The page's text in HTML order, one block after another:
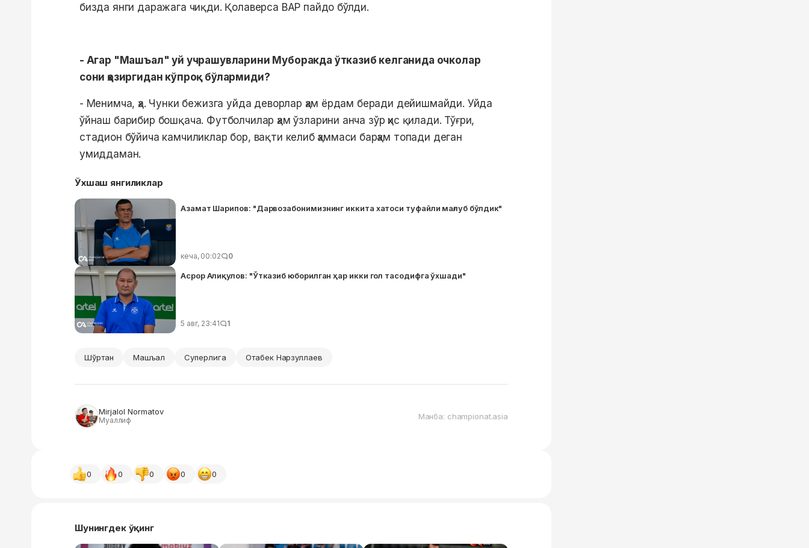
бизда янги даражага чиқди. Қолаверса ВАР пайдо бўлди.
- Агар "Машъал" уй учрашувларини Муборакда ўтказиб келганида очколар
сони ҳозиргидан кўпроқ бўлармиди?
- Менимча, ҳа. Чунки бежизга уйда деворлар ҳам ёрдам беради дейишмайди. Уйда
ўйнаш барибир бошқача. Футболчилар ҳам ўзларини анча зўр ҳис қилади. Тўғри,
стадион бўйича камчиликлар бор, вақти келиб ҳаммаси барҳам топади деган
умиддаман.
Ўхшаш янгиликлар
Азамат Шарипов: "Дарвозабонимизнинг иккита хатоси туфайли мағлуб бўлдик"
кеча, 00:02 0
Асрор Алиқулов: "Ўтказиб юборилган ҳар икки гол тасодифга ўхшади"
5 авг, 23:41 1
Шўртан Машъал Суперлига Отабек Нарзуллаев
Mirjalol Normatov
Муаллиф Манба: championat.asia
0 0 0 0 0
Шунингдек ўқинг